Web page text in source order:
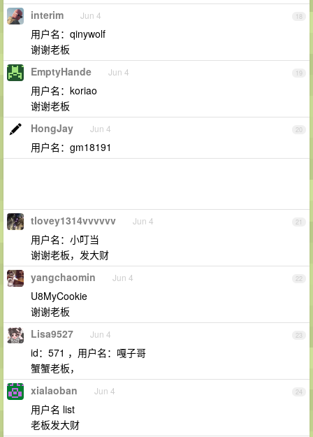
18
interim Jun 4
用户名：qinywolf
谢谢老板
19
EmptyHande Jun 4
用户名：koriao
谢谢老板
20
HongJay Jun 4
用户名：gm18191
21
tlovey1314vvvvvv Jun 4
用户名：小叮当
谢谢老板，发大财
22
yangchaomin Jun 4
U8MyCookie
谢谢老板
23
Lisa9527 Jun 4
id：571 ，用户名：嘎子哥
蟹蟹老板，
24
xialaoban Jun 4
用户名 list
老板发大财